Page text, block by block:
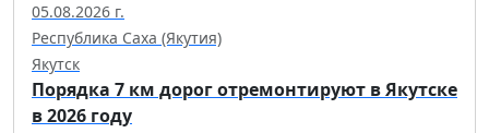
05.08.2026 г.
Республика Саха (Якутия)
Якутск
Порядка 7 км дорог отремонтируют в Якутске
в 2026 году